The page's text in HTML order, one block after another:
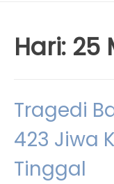
Hari: 25
Tragedi
423 Jiwa
Tinggal